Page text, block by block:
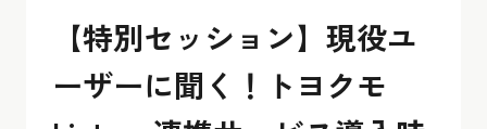
【特別セッション】現役ユ
ーザーに聞く！トヨクモ